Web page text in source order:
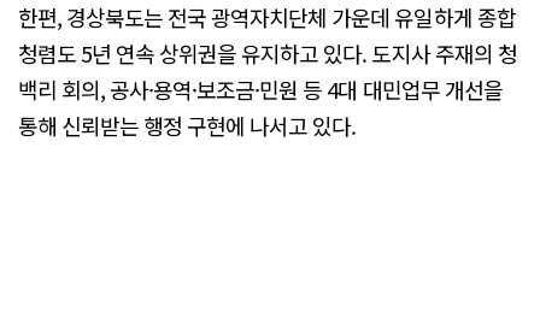
한편, 경상북도는 전국 광역자치단체 가운데 유일하게 종합
청렴도 5년 연속 상위권을 유지하고 있다. 도지사 주재의 청
백리 회의, 공사·용역·보조금·민원 등 4대 대민업무 개선을
통해 신뢰받는 행정 구현에 나서고 있다.